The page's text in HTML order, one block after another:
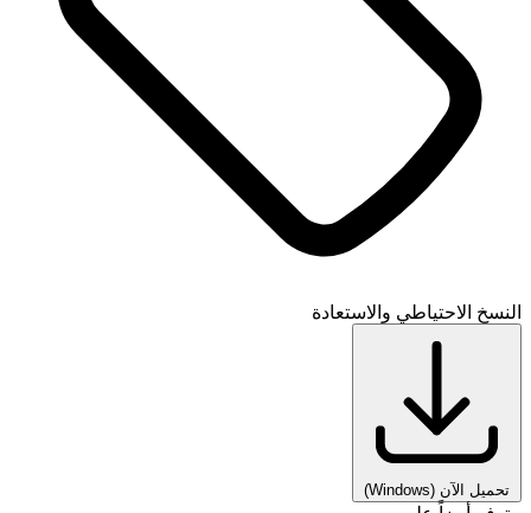
النسخ الاحتياطي والاستعادة
تحميل الآن (Windows)